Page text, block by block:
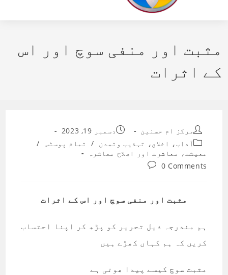
مثبت اور منفی سوچ اور اس
کے اثرات
Post
author:
مرکز ام حسنین
Post
published:
دسمبر 19, 2023
Post
category:
آداب، اخلاق، تہذیب وتمدن / تمام پوسٹس /
معیشت، معاشرت اور اصلاح معاشرہ
Post
0 Comments
مثبت اور منفی سوچ اور اس کے اثرات
ہم مندرجہ ذیل تحریر کو پڑھ کر اپنا احتساب
کریں کہ ہم کہاں کھڑے ہیں
مثبت سوچ کیسے پیدا ھوتی ہے